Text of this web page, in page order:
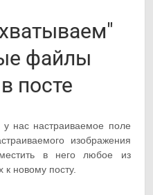
файлы
посте
нас настраиваемое поле
изображения
в него любое из
к новому посту.